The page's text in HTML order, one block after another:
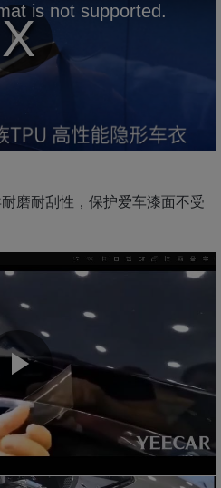
Play
Video
is not supported.
磨耐刮性，保护爱车漆面不受
Play
Video